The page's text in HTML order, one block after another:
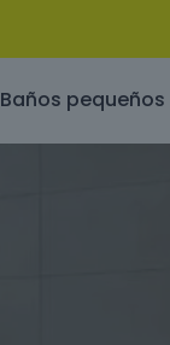
Baños pequeños